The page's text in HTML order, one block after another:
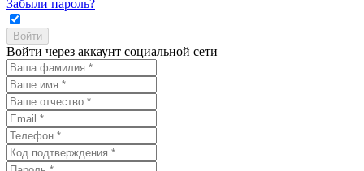
Забыли пароль?
Войти через аккаунт социальной сети